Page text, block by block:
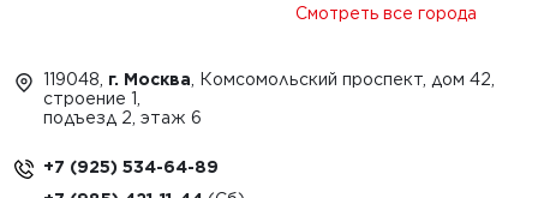
Смотреть все города
119048, г. Москва , Комсомольский проспект, дом 42,
строение 1,
подъезд 2, этаж 6
+7 (925) 534-64-89